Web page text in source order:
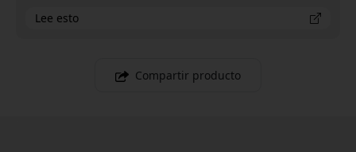
Lee esto
Compartir producto